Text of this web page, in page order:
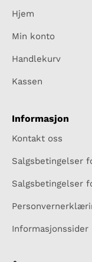
Hjem
Min konto
Handlekurv
Kassen
Informasjon
Kontakt oss
Salgsbetingelser
Salgsbetingelser
Informasjonssider